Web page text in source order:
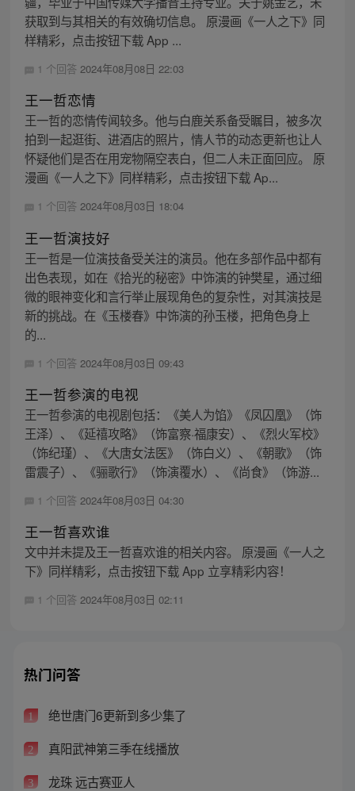
获取到与其相关的有效确切信息。 原漫画《一人之下》同
样精彩，点击按钮下载 App ...
1 个回答 2024年08月08日 22:03
王一哲恋情
王一哲的恋情传闻较多。他与白鹿关系备受瞩目，被多次
拍到一起逛街、进酒店的照片，情人节的动态更新也让人
怀疑他们是否在用宠物隔空表白，但二人未正面回应。 原
漫画《一人之下》同样精彩，点击按钮下载 Ap...
1 个回答 2024年08月03日 18:04
王一哲演技好
王一哲是一位演技备受关注的演员。他在多部作品中都有
出色表现，如在《拾光的秘密》中饰演的钟樊星，通过细
微的眼神变化和言行举止展现角色的复杂性，对其演技是
新的挑战。在《玉楼春》中饰演的孙玉楼，把角色身上
的...
1 个回答 2024年08月03日 09:43
王一哲参演的电视
王一哲参演的电视剧包括：《美人为馅》《凤囚凰》（饰
王泽）、《延禧攻略》（饰富察·福康安）、《烈火军校》
（饰纪瑾）、《大唐女法医》（饰白义）、《朝歌》（饰
雷震子）、《骊歌行》（饰演覆水）、《尚食》（饰游...
1 个回答 2024年08月03日 04:30
王一哲喜欢谁
文中并未提及王一哲喜欢谁的相关内容。 原漫画《一人之
下》同样精彩，点击按钮下载 App 立享精彩内容！
1 个回答 2024年08月03日 02:11
热门问答
1 绝世唐门6更新到多少集了
2 真阳武神第三季在线播放
3 龙珠 远古赛亚人